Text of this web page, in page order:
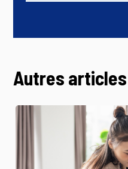
Autres articles